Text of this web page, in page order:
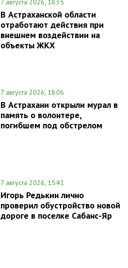
7 августа 2026, 18:35
В Астраханской области
отработают действия при
внешнем воздействии на
объекты ЖКХ
7 августа 2026, 18:06
В Астрахани открыли мурал в
память о волонтере,
погибшем под обстрелом
7 августа 2026, 15:41
Игорь Редькин лично
проверил обустройство новой
дороге в поселке Сабанс-Яр